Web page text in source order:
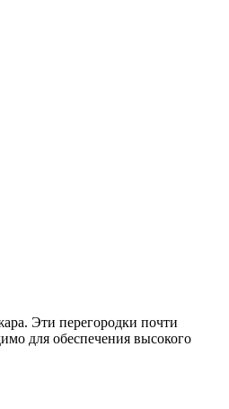
Эти перегородки почти
для обеспечения высокого